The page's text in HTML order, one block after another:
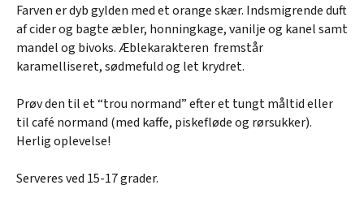
Farven er dyb gylden med et orange skær. Indsmigrende duft
af cider og bagte æbler, honningkage, vanilje og kanel samt
mandel og bivoks. Æblekarakteren fremstår
karamelliseret, sødmefuld og let krydret.
Prøv den til et “trou normand” efter et tungt måltid eller
til café normand (med kaffe, piskefløde og rørsukker).
Herlig oplevelse!
Serveres ved 15-17 grader.